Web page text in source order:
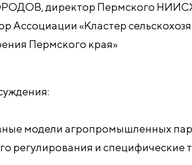
директор Пермского
Ассоциации «Кластер
Пермского края»
модели агропромышленных
регулирования и специфические